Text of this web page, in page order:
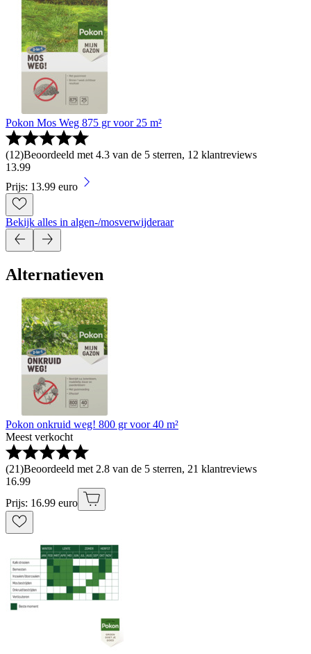
Pokon Mos Weg 875 gr voor 25 m²
(12)Beoordeeld met 4.3 van de 5 sterren, 12 klantreviews
13.99
Prijs: 13.99 euro
Bekijk alles in algen-/mosverwijderaar
Alternatieven
Pokon onkruid weg! 800 gr voor 40 m²
Meest verkocht
(21)Beoordeeld met 2.8 van de 5 sterren, 21 klantreviews
16.99
Prijs: 16.99 euro